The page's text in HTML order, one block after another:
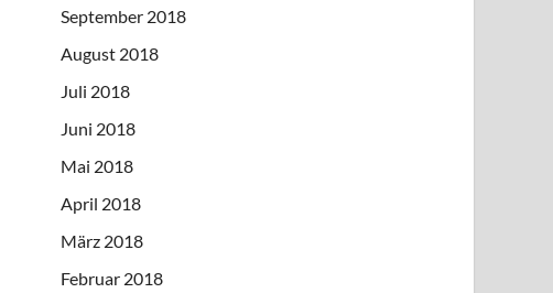
September 2018
August 2018
Juli 2018
Juni 2018
Mai 2018
April 2018
März 2018
Februar 2018